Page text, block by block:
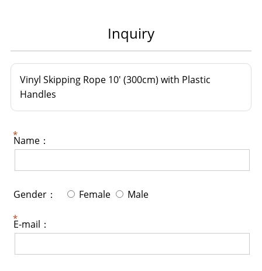
Inquiry
Vinyl Skipping Rope 10' (300cm) with Plastic
Handles
Name：
Gender： Female Male
E-mail：